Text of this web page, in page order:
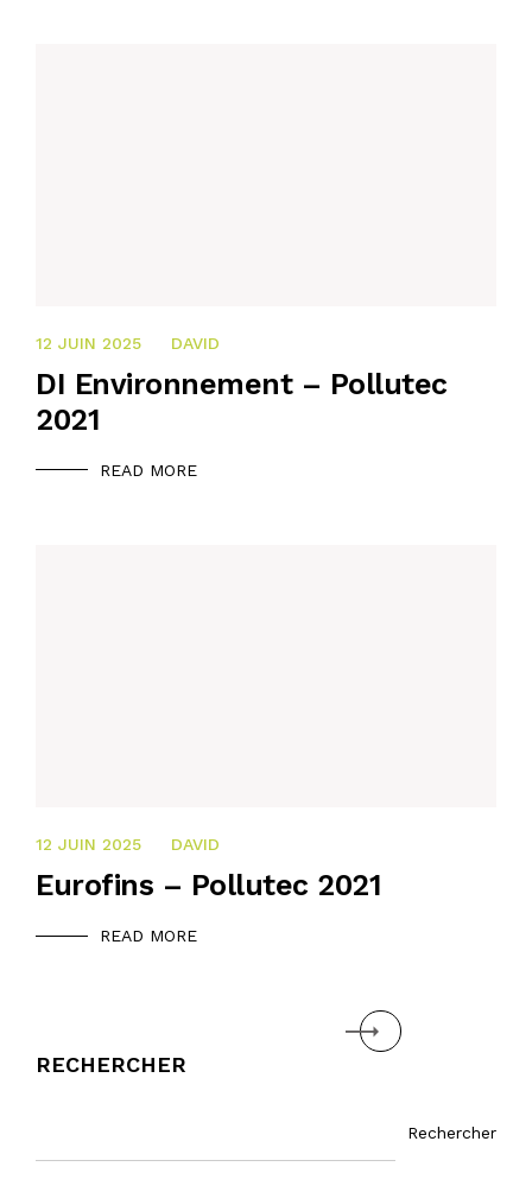
21 OCTOBRE 2024
12 JUIN 2025 DAVID
DI Environnement – Pollutec
2021
READ MORE
21 OCTOBRE 2024
12 JUIN 2025 DAVID
Eurofins – Pollutec 2021
READ MORE
Suivant
RECHERCHER
Rechercher